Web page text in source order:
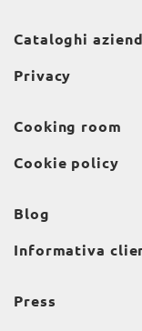
Cataloghi
Privacy
Cooking room
Cookie policy
Blog
Informativa
Press